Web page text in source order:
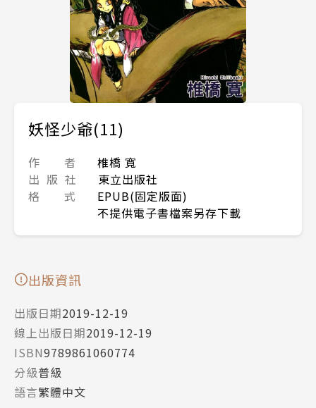
妖怪少爺(11)
作 者
椎橋 寬
出 版 社
東立出版社
格 式
EPUB(固定版面)
不提供電子書檔案另存下載
出版資訊
出版日期2019-12-19
線上出版日期2019-12-19
ISBN9789861060774
分級普級
語言繁體中文